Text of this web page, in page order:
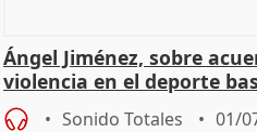
Ángel Jiménez, sobre
violencia en el deporte
Sonido Totales 01/